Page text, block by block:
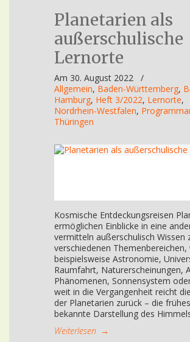
Planetarien als
außerschulische
Lernorte
Am 30. August 2022
/
Allgemein, Baden-Württemberg,
Hamburg, Heft 3/2022, Lernorte,
Nordrhein-Westfalen,
Thüringen
Kosmische Entdeckungsreisen
ermöglichen Einblicke in eine
vermitteln außerschulisch Wissen
verschiedenen Themenbereichen,
beispielsweise Astronomie,
Raumfahrt, Naturerscheinungen,
Phänomenen, Sonnensystem
weit in die Vergangenheit reicht
der Planetarien zurück – die
bekannte Darstellung des
Weiterlesen →